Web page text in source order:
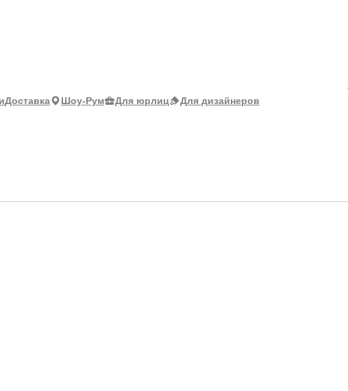
Доставка Шоу-Рум Для юрлиц Для дизайнеров